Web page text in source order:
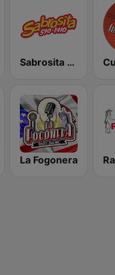
Sabrosita 590 AM
La Fogonera